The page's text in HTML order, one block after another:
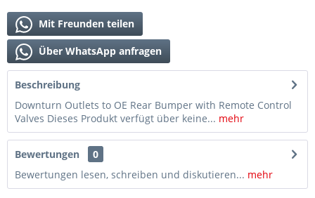
Mit Freunden teilen
Über WhatsApp anfragen
Beschreibung
Downturn Outlets to OE Rear Bumper with Remote Control
Valves Dieses Produkt verfügt über keine... mehr
Bewertungen
0
Bewertungen lesen, schreiben und diskutieren... mehr